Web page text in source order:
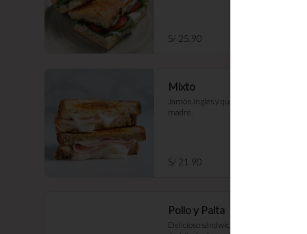
S/ 25.90
Mixto
Jamón inglés y queso en pan de masa
madre.
S/ 21.90
Pollo y Palta
Delicioso sándwich de pollo